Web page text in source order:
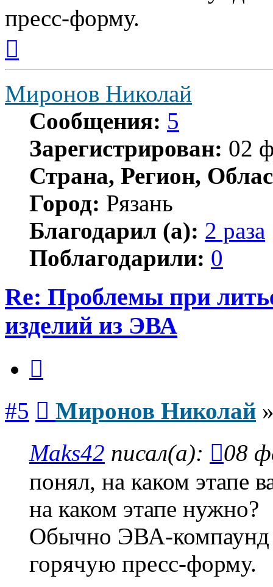
пресс-форму.
началу
Миронов Николай
Сообщения: 5
Зарегистрирован: 02
Страна, Регион,
Город: Рязань
Благодарил (а): 2 раза
Поблагодарили: 0
Re: Проблемы при
изделий из ЭВА
#5 Миронов Николай
Maks42 писал(а):
08
понял, на каком этапе
на каком этапе нужно?
Обычно ЭВА-
горячую пресс-форму.